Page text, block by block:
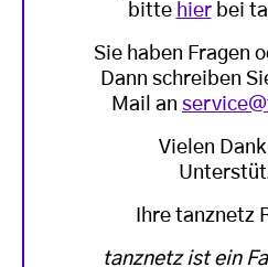
bitte hierbei
Sie haben Fragen
Dann schreiben
Mail an
Vielen
Ihre tanznetz
tanznetz ist ein